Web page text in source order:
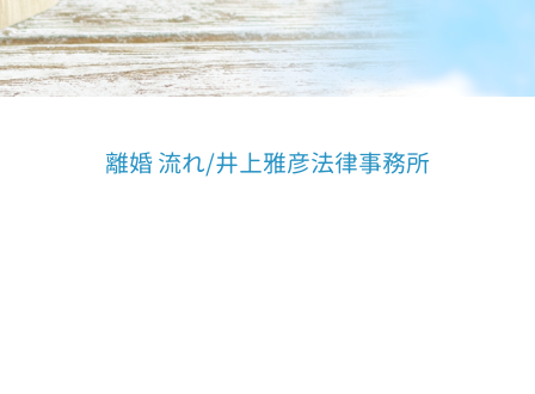
離婚 流れ/井上雅彦法律事務所